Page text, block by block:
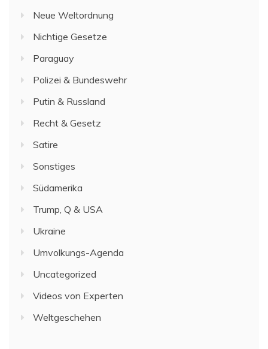
Neue Weltordnung
Nichtige Gesetze
Paraguay
Polizei & Bundeswehr
Putin & Russland
Recht & Gesetz
Satire
Sonstiges
Südamerika
Trump, Q & USA
Ukraine
Umvolkungs-Agenda
Uncategorized
Videos von Experten
Weltgeschehen